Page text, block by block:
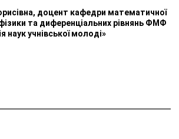
доцент кафедри математичної
та диференціальних рівнянь ФМФ
учнівської молоді»